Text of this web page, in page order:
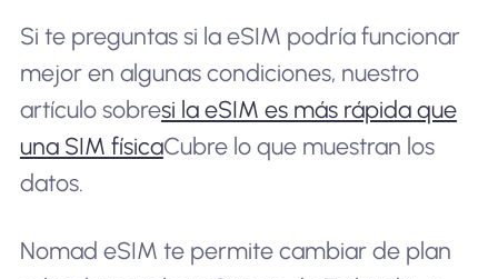
Si te preguntas si la eSIM podría funcionar
mejor en algunas condiciones, nuestro
artículo sobresi la eSIM es más rápida que
una SIM físicaCubre lo que muestran los
datos.
Nomad eSIM te permite cambiar de plan